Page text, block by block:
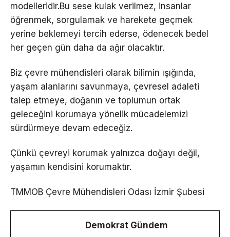
modelleridir.Bu sese kulak verilmez, insanlar
öğrenmek, sorgulamak ve harekete geçmek
yerine beklemeyi tercih ederse, ödenecek bedel
her geçen gün daha da ağır olacaktır.
Biz çevre mühendisleri olarak bilimin ışığında,
yaşam alanlarını savunmaya, çevresel adaleti
talep etmeye, doğanın ve toplumun ortak
geleceğini korumaya yönelik mücadelemizi
sürdürmeye devam edeceğiz.
Çünkü çevreyi korumak yalnızca doğayı değil,
yaşamın kendisini korumaktır.
TMMOB Çevre Mühendisleri Odası İzmir Şubesi
Demokrat Gündem